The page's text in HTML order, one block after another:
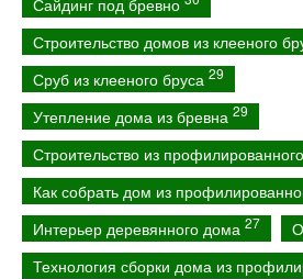
Строительство домов из клееного
Сруб из клееного бруса 29
Утепление дома из бревна 29
Строительство из
Как собрать дом из
Интерьер деревянного дома 27
Технология сборки дома из